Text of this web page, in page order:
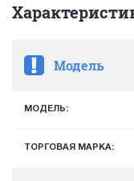
Модель
МОДЕЛЬ:
ТОРГОВАЯ МАРКА: